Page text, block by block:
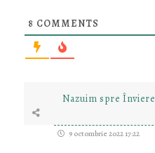
8 COMMENTS
Nazuim spre Înviere
9 octombrie 2022 17:22